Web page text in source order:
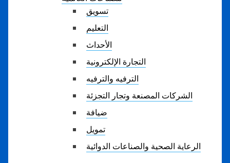
تسويق
التعليم
الأحداث
التجارة الإلكترونية
الترفيه والترفيه
الشركات المصنعة وتجار التجزئة
ضيافة
تمويل
الرعاية الصحية والصناعات الدوائية